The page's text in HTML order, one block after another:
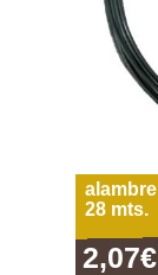
28 mts.
2,07€